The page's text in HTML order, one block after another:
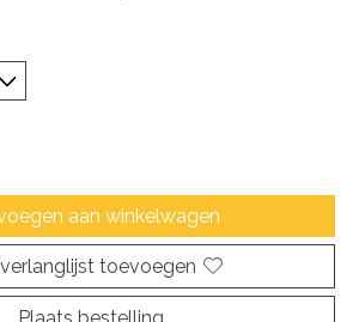
aan winkelwagen
toevoegen